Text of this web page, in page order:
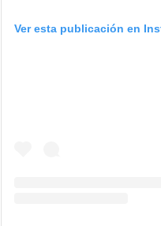
Ver esta publicación en